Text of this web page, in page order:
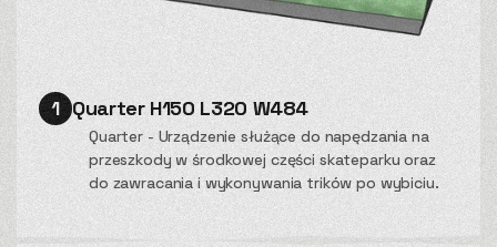
1 Quarter H150 L320 W484
Quarter - Urządzenie służące do napędzania na
przeszkody w środkowej części skateparku oraz
do zawracania i wykonywania trików po wybiciu.